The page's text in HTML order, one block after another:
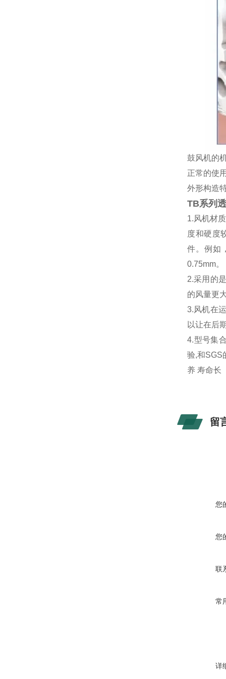
鼓风机的
正常的使
外形构造
TB系列
1.风机材
度和硬度
件。例如
0.75mm。
2.采用的
的风量更
3.风机在
以让在后
4.型号集
验,和SGS
养 寿命长
留
您
您
联
常
详